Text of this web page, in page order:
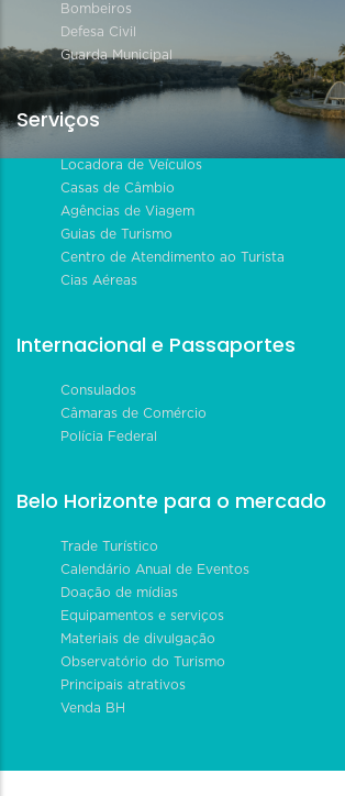
Bombeiros
Defesa Civil
Guarda Municipal
Serviços
Locadora de Veículos
Casas de Câmbio
Agências de Viagem
Guias de Turismo
Centro de Atendimento ao Turista
Cias Aéreas
Internacional e Passaportes
Consulados
Câmaras de Comércio
Polícia Federal
Belo Horizonte para o mercado
Trade Turístico
Calendário Anual de Eventos
Doação de mídias
Equipamentos e serviços
Materiais de divulgação
Observatório do Turismo
Principais atrativos
Venda BH